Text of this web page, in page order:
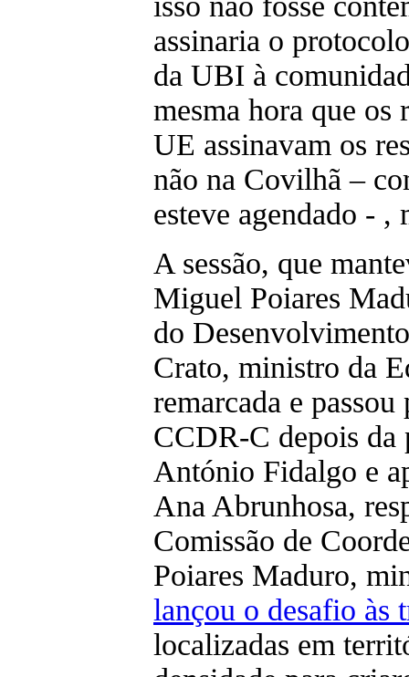
assinaria o
da UBI à
mesma hora que
UE assinavam os
não na Covilhã –
esteve agendado - ,
A sessão, que
Miguel Poiares
do
Crato, ministro da
remarcada e passou
CCDR-C depois da
António Fidalgo e
Ana Abrunhosa,
Comissão de
Poiares Maduro,
lançou o desafio às
localizadas em